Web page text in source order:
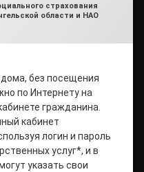
страхования
области и НАО
без посещения
по Интернету на
гражданина.
кабинет
логин и пароль
услуг*, и в
указать свои